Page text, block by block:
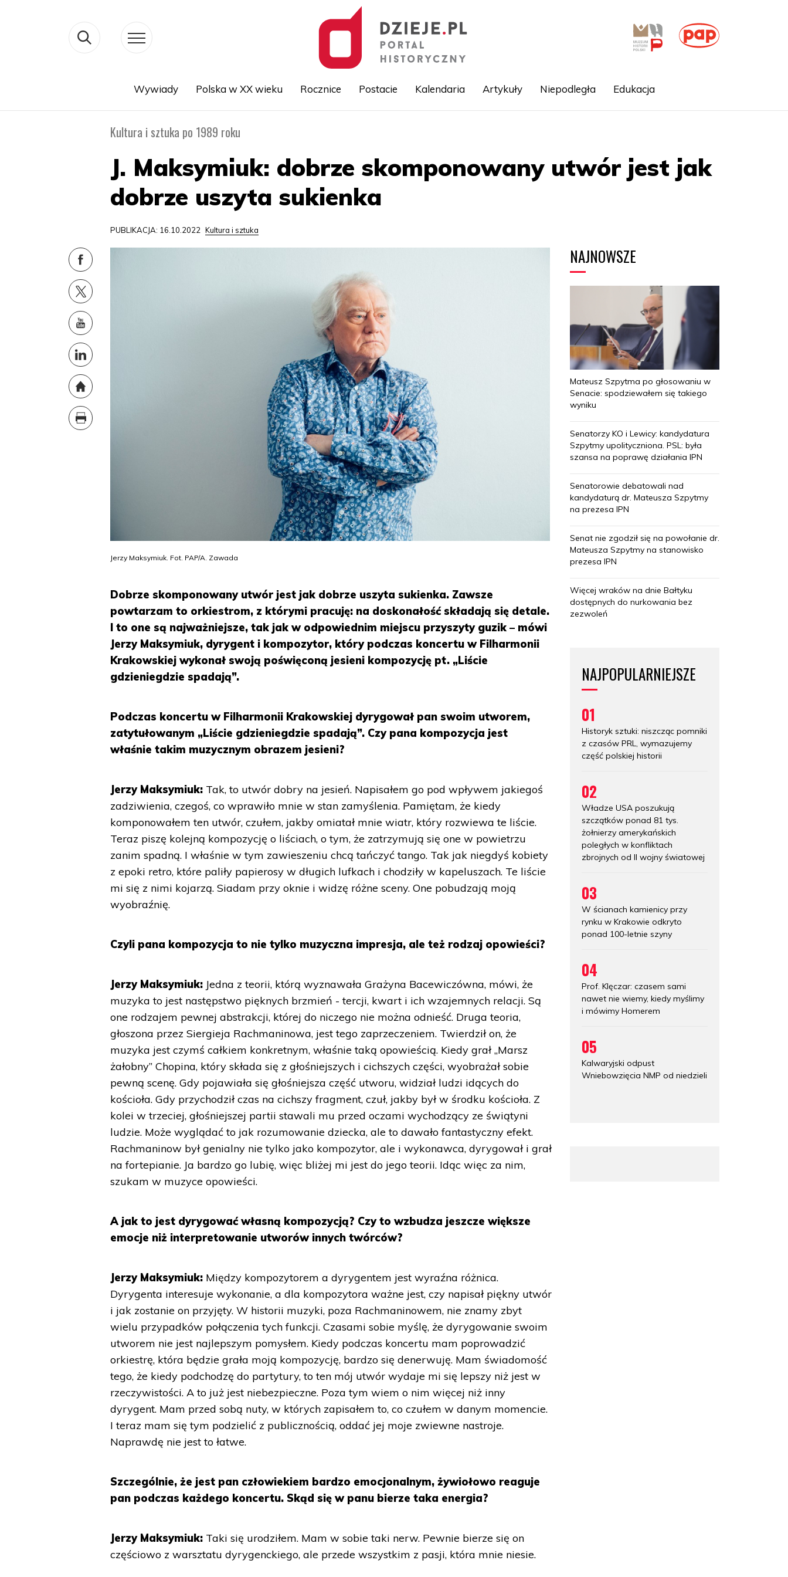
Wywiady Polska w XX wieku Rocznice Postacie Kalendaria Artykuły Niepodległa Edukacja
Kultura i sztuka po 1989 roku
J. Maksymiuk: dobrze skomponowany utwór jest jak
dobrze uszyta sukienka
PUBLIKACJA: 16.10.2022 Kultura i sztuka
Jerzy Maksymiuk. Fot. PAP/A. Zawada
Dobrze skomponowany utwór jest jak dobrze uszyta sukienka. Zawsze
powtarzam to orkiestrom, z którymi pracuję: na doskonałość składają się detale.
I to one są najważniejsze, tak jak w odpowiednim miejscu przyszyty guzik – mówi
Jerzy Maksymiuk, dyrygent i kompozytor, który podczas koncertu w Filharmonii
Krakowskiej wykonał swoją poświęconą jesieni kompozycję pt. „Liście
gdzieniegdzie spadają”.
Podczas koncertu w Filharmonii Krakowskiej dyrygował pan swoim utworem,
zatytułowanym „Liście gdzieniegdzie spadają”. Czy pana kompozycja jest
właśnie takim muzycznym obrazem jesieni?
Jerzy Maksymiuk: Tak, to utwór dobry na jesień. Napisałem go pod wpływem jakiegoś
zadziwienia, czegoś, co wprawiło mnie w stan zamyślenia. Pamiętam, że kiedy
komponowałem ten utwór, czułem, jakby omiatał mnie wiatr, który rozwiewa te liście.
Teraz piszę kolejną kompozycję o liściach, o tym, że zatrzymują się one w powietrzu
zanim spadną. I właśnie w tym zawieszeniu chcą tańczyć tango. Tak jak niegdyś kobiety
z epoki retro, które paliły papierosy w długich lufkach i chodziły w kapeluszach. Te liście
mi się z nimi kojarzą. Siadam przy oknie i widzę różne sceny. One pobudzają moją
wyobraźnię.
Czyli pana kompozycja to nie tylko muzyczna impresja, ale też rodzaj opowieści?
Jerzy Maksymiuk: Jedna z teorii, którą wyznawała Grażyna Bacewiczówna, mówi, że
muzyka to jest następstwo pięknych brzmień - tercji, kwart i ich wzajemnych relacji. Są
one rodzajem pewnej abstrakcji, której do niczego nie można odnieść. Druga teoria,
głoszona przez Siergieja Rachmaninowa, jest tego zaprzeczeniem. Twierdził on, że
muzyka jest czymś całkiem konkretnym, właśnie taką opowieścią. Kiedy grał „Marsz
żałobny” Chopina, który składa się z głośniejszych i cichszych części, wyobrażał sobie
pewną scenę. Gdy pojawiała się głośniejsza część utworu, widział ludzi idących do
kościoła. Gdy przychodził czas na cichszy fragment, czuł, jakby był w środku kościoła. Z
kolei w trzeciej, głośniejszej partii stawali mu przed oczami wychodzący ze świątyni
ludzie. Może wyglądać to jak rozumowanie dziecka, ale to dawało fantastyczny efekt.
Rachmaninow był genialny nie tylko jako kompozytor, ale i wykonawca, dyrygował i grał
na fortepianie. Ja bardzo go lubię, więc bliżej mi jest do jego teorii. Idąc więc za nim,
szukam w muzyce opowieści.
A jak to jest dyrygować własną kompozycją? Czy to wzbudza jeszcze większe
emocje niż interpretowanie utworów innych twórców?
Jerzy Maksymiuk: Między kompozytorem a dyrygentem jest wyraźna różnica.
Dyrygenta interesuje wykonanie, a dla kompozytora ważne jest, czy napisał piękny utwór
i jak zostanie on przyjęty. W historii muzyki, poza Rachmaninowem, nie znamy zbyt
wielu przypadków połączenia tych funkcji. Czasami sobie myślę, że dyrygowanie swoim
utworem nie jest najlepszym pomysłem. Kiedy podczas koncertu mam poprowadzić
orkiestrę, która będzie grała moją kompozycję, bardzo się denerwuję. Mam świadomość
tego, że kiedy podchodzę do partytury, to ten mój utwór wydaje mi się lepszy niż jest w
rzeczywistości. A to już jest niebezpieczne. Poza tym wiem o nim więcej niż inny
dyrygent. Mam przed sobą nuty, w których zapisałem to, co czułem w danym momencie.
I teraz mam się tym podzielić z publicznością, oddać jej moje zwiewne nastroje.
Naprawdę nie jest to łatwe.
Szczególnie, że jest pan człowiekiem bardzo emocjonalnym, żywiołowo reaguje
pan podczas każdego koncertu. Skąd się w panu bierze taka energia?
Jerzy Maksymiuk: Taki się urodziłem. Mam w sobie taki nerw. Pewnie bierze się on
częściowo z warsztatu dyrygenckiego, ale przede wszystkim z pasji, która mnie niesie.
NAJNOWSZE
Mateusz Szpytma po głosowaniu w
Senacie: spodziewałem się takiego
wyniku
Senatorzy KO i Lewicy: kandydatura
Szpytmy upolityczniona. PSL: była
szansa na poprawę działania IPN
Senatorowie debatowali nad
kandydaturą dr. Mateusza Szpytmy
na prezesa IPN
Senat nie zgodził się na powołanie dr.
Mateusza Szpytmy na stanowisko
prezesa IPN
Więcej wraków na dnie Bałtyku
dostępnych do nurkowania bez
zezwoleń
NAJPOPULARNIEJSZE
01
Historyk sztuki: niszcząc pomniki
z czasów PRL, wymazujemy
część polskiej historii
02
Władze USA poszukują
szczątków ponad 81 tys.
żołnierzy amerykańskich
poległych w konfliktach
zbrojnych od II wojny światowej
03
W ścianach kamienicy przy
rynku w Krakowie odkryto
ponad 100-letnie szyny
04
Prof. Klęczar: czasem sami
nawet nie wiemy, kiedy myślimy
i mówimy Homerem
05
Kalwaryjski odpust
Wniebowzięcia NMP od niedzieli